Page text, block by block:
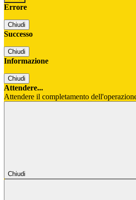
Errore
Chiudi
Successo
Chiudi
Informazione
Chiudi
Attendere...
Attendere il completamento
Chiudi